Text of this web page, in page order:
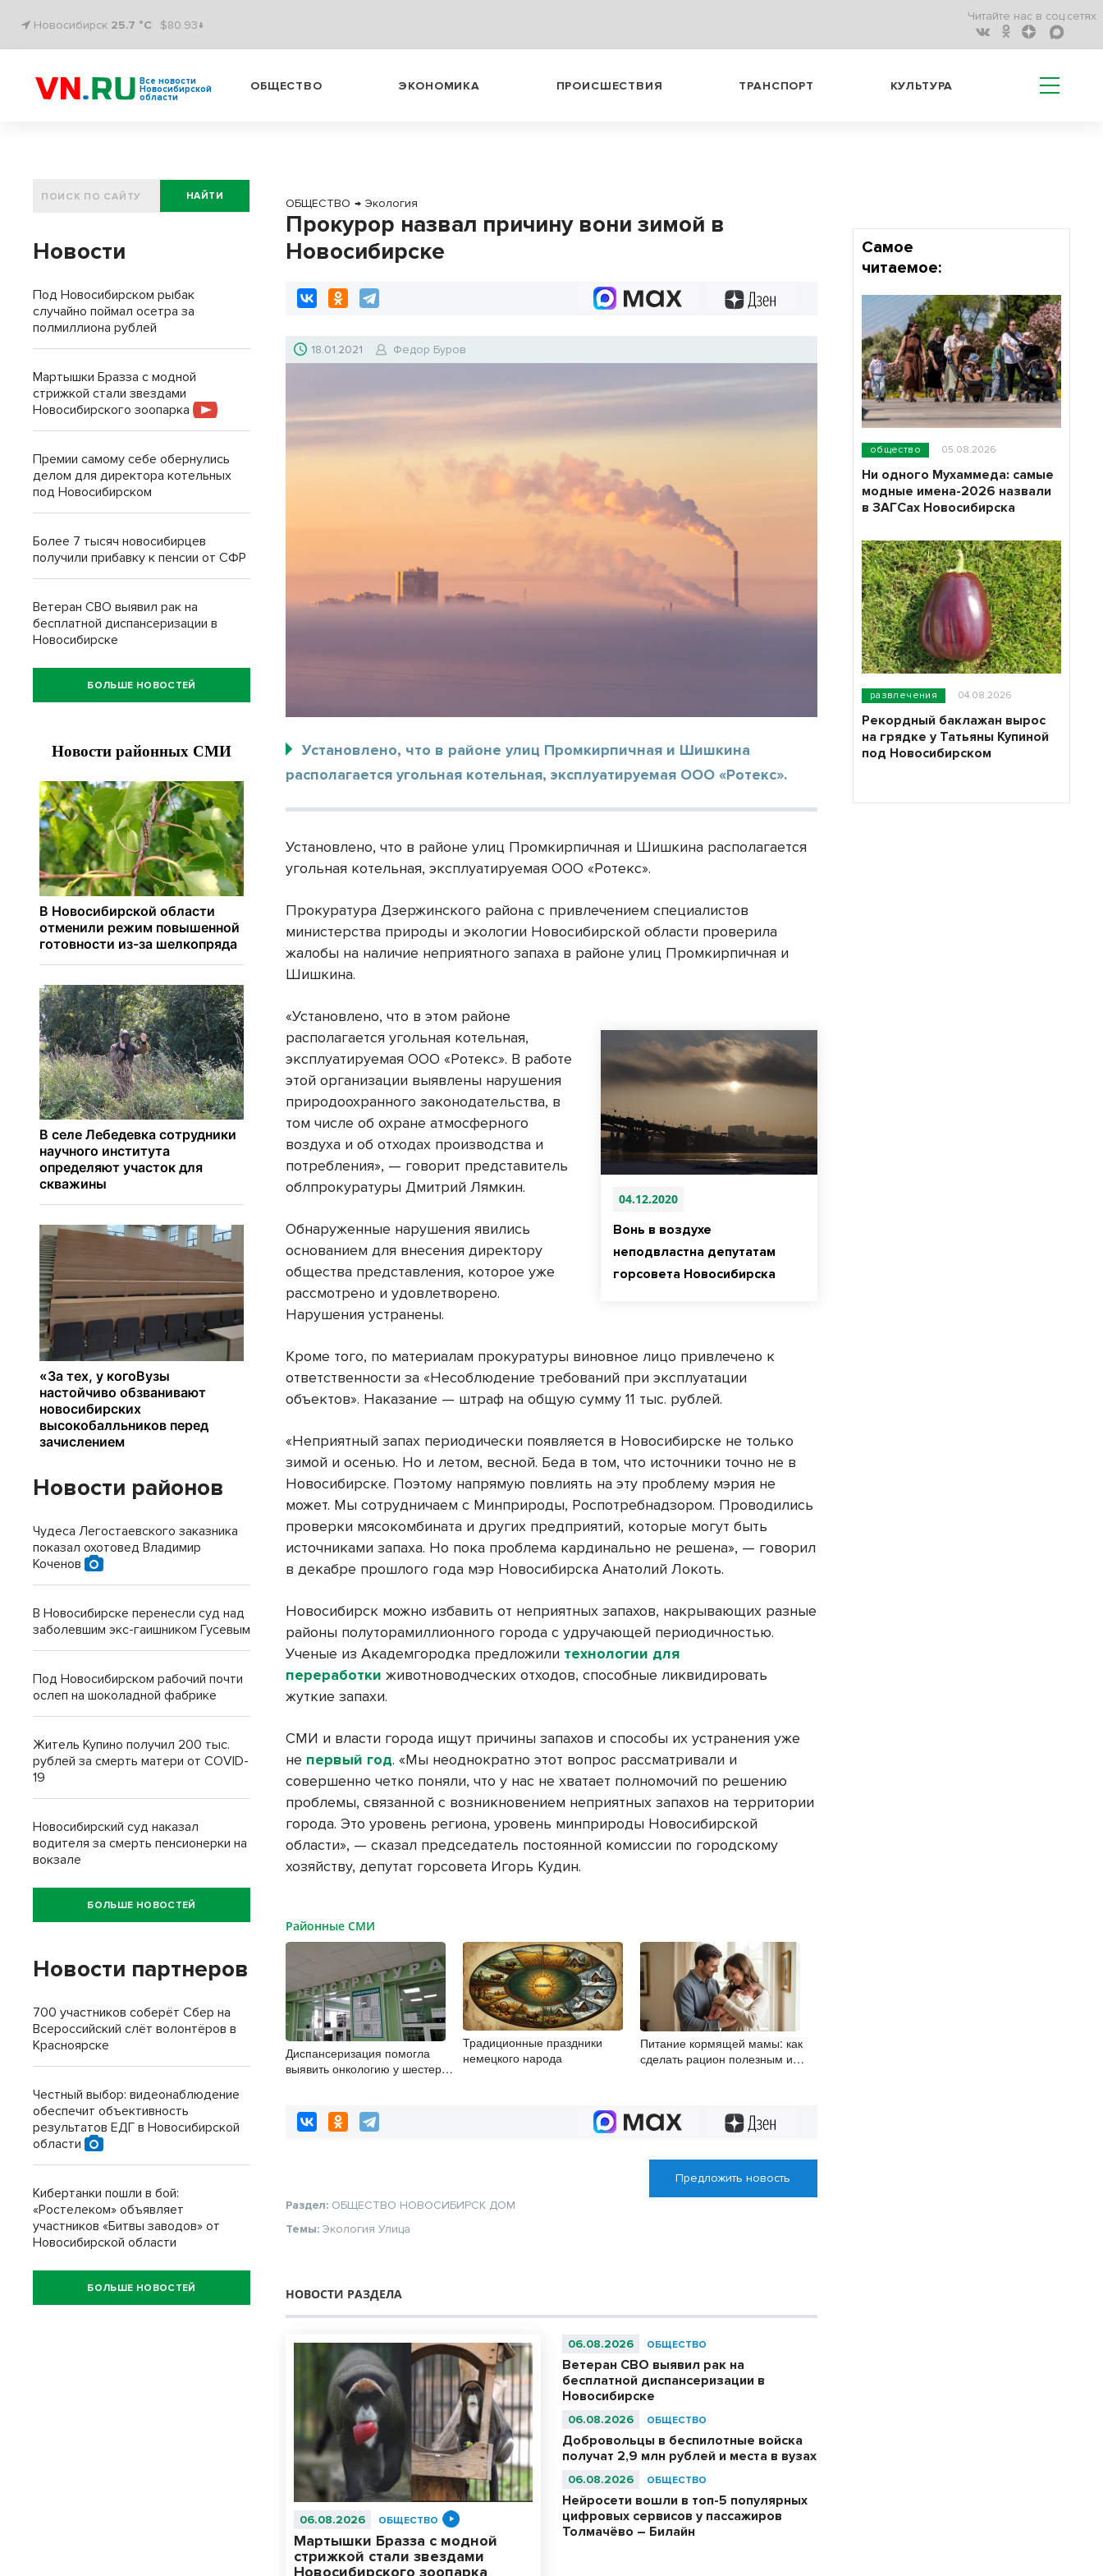
Новосибирск 25.7 °C $80.93↓
Читайте нас в соц.сетях:
Все новости
Новосибирской
области
ОБЩЕСТВО ЭКОНОМИКА ПРОИСШЕСТВИЯ ТРАНСПОРТ КУЛЬТУРА
ОБЩЕСТВО → Экология
Прокурор назвал причину вони зимой в
Новосибирске
18.01.2021 Федор Буров
Установлено, что в районе улиц Промкирпичная и Шишкина
располагается угольная котельная, эксплуатируемая ООО «Ротекс».
Установлено, что в районе улиц Промкирпичная и Шишкина располагается
угольная котельная, эксплуатируемая ООО «Ротекс».
Прокуратура Дзержинского района с привлечением специалистов
министерства природы и экологии Новосибирской области проверила
жалобы на наличие неприятного запаха в районе улиц Промкирпичная и
Шишкина.
04.12.2020
Вонь в воздухе
неподвластна депутатам
горсовета Новосибирска
«Установлено, что в этом районе
располагается угольная котельная,
эксплуатируемая ООО «Ротекс». В работе
этой организации выявлены нарушения
природоохранного законодательства, в
том числе об охране атмосферного
воздуха и об отходах производства и
потребления», — говорит представитель
облпрокуратуры Дмитрий Лямкин.
Обнаруженные нарушения явились
основанием для внесения директору
общества представления, которое уже
рассмотрено и удовлетворено.
Нарушения устранены.
Кроме того, по материалам прокуратуры виновное лицо привлечено к
ответственности за «Несоблюдение требований при эксплуатации
объектов». Наказание — штраф на общую сумму 11 тыс. рублей.
«Неприятный запах периодически появляется в Новосибирске не только
зимой и осенью. Но и летом, весной. Беда в том, что источники точно не в
Новосибирске. Поэтому напрямую повлиять на эту проблему мэрия не
может. Мы сотрудничаем с Минприроды, Роспотребнадзором. Проводились
проверки мясокомбината и других предприятий, которые могут быть
источниками запаха. Но пока проблема кардинально не решена», — говорил
в декабре прошлого года мэр Новосибирска Анатолий Локоть.
Новосибирск можно избавить от неприятных запахов, накрывающих разные
районы полуторамиллионного города с удручающей периодичностью.
Ученые из Академгородка предложили технологии для
переработки животноводческих отходов, способные ликвидировать
жуткие запахи.
СМИ и власти города ищут причины запахов и способы их устранения уже
не первый год. «Мы неоднократно этот вопрос рассматривали и
совершенно четко поняли, что у нас не хватает полномочий по решению
проблемы, связанной с возникновением неприятных запахов на территории
города. Это уровень региона, уровень минприроды Новосибирской
области», — сказал председатель постоянной комиссии по городскому
хозяйству, депутат горсовета Игорь Кудин.
Районные СМИ
Диспансеризация помогла
выявить онкологию у шестерых
Традиционные праздники
немецкого народа
Питание кормящей мамы: как
сделать рацион полезным и
Предложить новость
Раздел: ОБЩЕСТВО НОВОСИБИРСК ДОМ
Темы:Экология Улица
НОВОСТИ РАЗДЕЛА
06.08.2026 ОБЩЕСТВО
Мартышки Бразза с модной
стрижкой стали звездами
Новосибирского зоопарка
06.08.2026 ОБЩЕСТВО
Ветеран СВО выявил рак на
бесплатной диспансеризации в
Новосибирске
06.08.2026 ОБЩЕСТВО
Добровольцы в беспилотные войска
получат 2,9 млн рублей и места в вузах
06.08.2026 ОБЩЕСТВО
Нейросети вошли в топ-5 популярных
цифровых сервисов у пассажиров
Толмачёво – Билайн
НАЙТИ
Новости
Под Новосибирском рыбак
случайно поймал осетра за
полмиллиона рублей
Мартышки Бразза с модной
стрижкой стали звездами
Новосибирского зоопарка
Премии самому себе обернулись
делом для директора котельных
под Новосибирском
Более 7 тысяч новосибирцев
получили прибавку к пенсии от СФР
Ветеран СВО выявил рак на
бесплатной диспансеризации в
Новосибирске
БОЛЬШЕ НОВОСТЕЙ
Новости районов
Чудеса Легостаевского заказника
показал охотовед Владимир
Коченов
В Новосибирске перенесли суд над
заболевшим экс-гаишником Гусевым
Под Новосибирском рабочий почти
ослеп на шоколадной фабрике
Житель Купино получил 200 тыс.
рублей за смерть матери от COVID-
19
Новосибирский суд наказал
водителя за смерть пенсионерки на
вокзале
БОЛЬШЕ НОВОСТЕЙ
Новости партнеров
700 участников соберёт Сбер на
Всероссийский слёт волонтёров в
Красноярске
Честный выбор: видеонаблюдение
обеспечит объективность
результатов ЕДГ в Новосибирской
области
Кибертанки пошли в бой:
«Ростелеком» объявляет
участников «Битвы заводов» от
Новосибирской области
БОЛЬШЕ НОВОСТЕЙ
Самое
читаемое:
общество 05.08.2026
Ни одного Мухаммеда: самые
модные имена-2026 назвали
в ЗАГСах Новосибирска
развлечения 04.08.2026
Рекордный баклажан вырос
на грядке у Татьяны Купиной
под Новосибирском